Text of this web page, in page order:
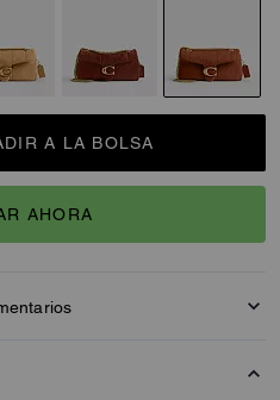
A LA BOLSA
AHORA